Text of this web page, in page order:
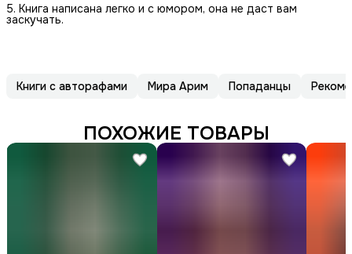
5. Книга написана легко и с юмором, она не даст вам
заскучать.
Книги с авторафами Мира Арим Попаданцы
ПОХОЖИЕ ТОВАРЫ